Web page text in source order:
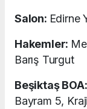
Salon: Edirne
Hakemler:
Barış Turgut
Beşiktaş BOA:
Bayram 5,